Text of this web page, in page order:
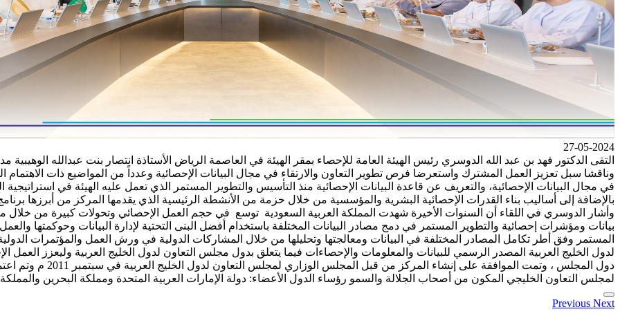
27-05-2024
التقى الدكتور فهد بن عبد الله الدوسري رئيس الهيئة العامة للإحصاء بمقر الهيئة في العاصمة الرياض الأستاذة انتصار بنت عبدالله
وناقشا سبل تعزيز العمل المشترك واستعرضا فرص تطوير التعاون والارتقاء في مجال البيانات الإحصائية وعدداً من المواضيع ذات
في مجال البيانات الإحصائية، والتعريف عن قاعدة البيانات الإحصائية منذ التأسيس والتطوير المستمر الذي تعمل عليه الهيئة في
بالإضافة إلى أساليب بناء القدرات الإحصائية البشرية والمؤسسية من خلال حزمة من الأنشطة الرئيسية الذي يقدمها المركز من أبرزها
وأشار الدوسري في اللقاء أن السنوات الأخيرة شهدت المملكة العربية السعودية توسع في حجم العمل الإحصائي وتحولات كبيرة من خلال
بيانات ومؤشرات إحصائية والتطوير المستمر في دمج مصادر البيانات المختلفة باستخدام أفضل البنى التحتية لإدارة البيانات وحوكمتها
المستمر وفق أطر تكامل المصادر المختلفة في البيانات ومعالجتها وتحليلها من خلال المشاركات الدولية في ورش العمل والمؤتمرات
لدول الخليج العربية المصدر الرسمي للبيانات والمعلومات والإحصاءات فيما يتعلق بدول مجلس التعاون لدول الخليج العربية وليعزز العمل
لمجلس التعاون الخليجي المكون من أصحاب الجلالة والسمو رؤساء الدول الأعضاء: دولة الإمارات العربية المتحدة ومملكة البحرين
Previous Next